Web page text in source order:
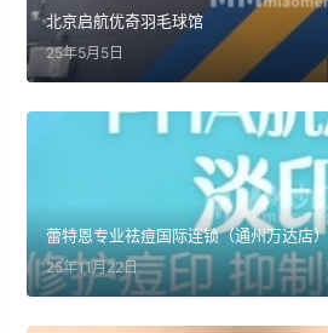
北京启航优奇羽毛球馆
25年5月5日
蕾特恩专业祛痘国际连锁（通州万达店）
25年11月22日